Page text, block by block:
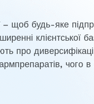
будь-яке
клієнтської
про
чого